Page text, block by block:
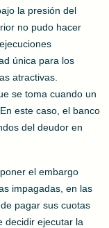
la presión del
no pudo hacer
única para los
atractivas.
se toma cuando un
este caso, el banco
del deudor en
el embargo
impagadas, en las
pagar sus cuotas
decidir ejecutar la